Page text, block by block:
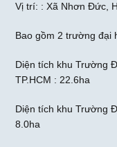
Vị trí: : Xã Nhơn Đức,
Bao gồm 2 trường đại
Diện tích khu Trường
TP.HCM : 22.6ha
Diện tích khu Trường
8.0ha